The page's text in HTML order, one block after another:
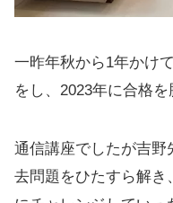
一昨年秋から1年かけて
をし、2023年に合格を
通信講座でしたが吉野
去問題をひたすら解き